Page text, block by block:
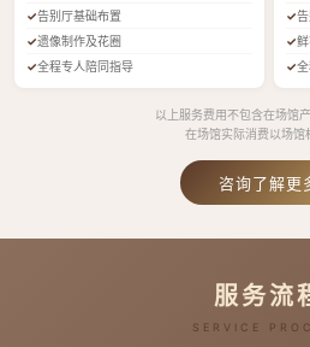
告别厅基础布置
遗像制作及花圈
全程专人陪同指导
以上服务费用不包含在场馆
在场馆实际消费以场馆
咨询了解更
服务流
SERVICE